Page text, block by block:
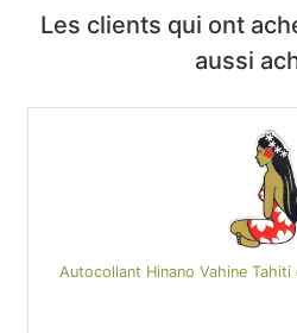
Les clients qui ont
aussi
Autocollant Hinano Vahine